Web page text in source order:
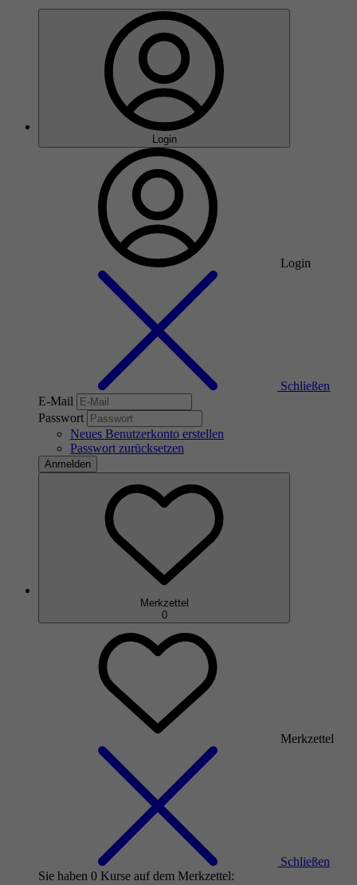
Login
Login
Schließen
E-Mail
Passwort
Neues Benutzerkonto erstellen
Passwort zurücksetzen
Anmelden
Merkzettel
0
Merkzettel
Schließen
Sie haben 0 Kurse auf dem Merkzettel: